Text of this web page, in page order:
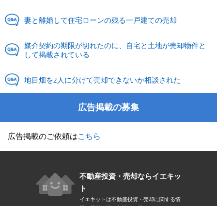
妻と離婚して住宅ローンの残る一戸建ての売却
媒介契約の期限が切れたのに、自宅と土地が売却物件と
して掲載されている
地目畑を2人に分けて売却できないか相談された
広告掲載の募集
広告掲載のご依頼はこちら
不動産投資・売却ならイエキッ
ト
イエキットは不動産投資・売却に関する情